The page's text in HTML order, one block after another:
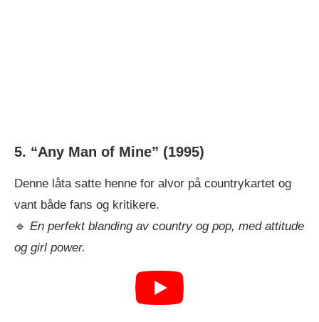
5. “Any Man of Mine” (1995)
Denne låta satte henne for alvor på countrykartet og
vant både fans og kritikere.
🔹 En perfekt blanding av country og pop, med attitude
og girl power.